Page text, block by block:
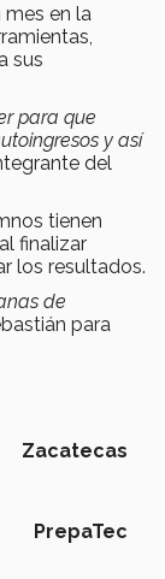
en la
sus
para que
y así
del
tienen
finalizar
los resultados.
de
para
Zacatecas
PrepaTec